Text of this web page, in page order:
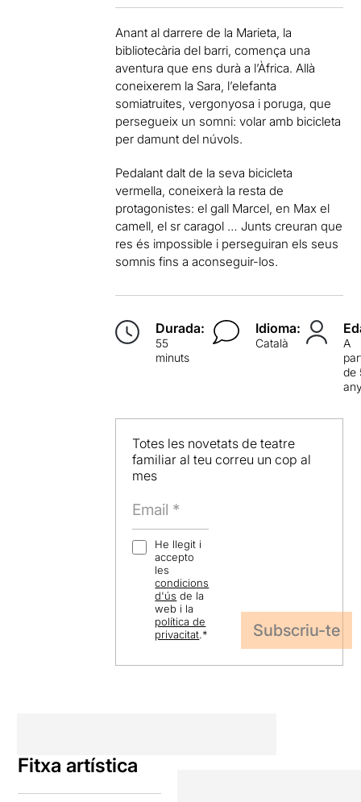
Anant al darrere de la Marieta, la
bibliotecària del barri, comença una
aventura que ens durà a l’Àfrica. Allà
coneixerem la Sara, l’elefanta
somiatruites, vergonyosa i poruga, que
persegueix un somni: volar amb bicicleta
per damunt del núvols.
Pedalant dalt de la seva bicicleta
vermella, coneixerà la resta de
protagonistes: el gall Marcel, en Max el
camell, el sr caragol … Junts creuran que
res és impossible i perseguiran els seus
somnis fins a aconseguir-los.
Durada:
55
minuts
Idioma:
Català
A
de
Totes les novetats de teatre
familiar al teu correu un cop al
mes
He llegit i
accepto
les
condicions
d'ús de la
web i la
política de
privacitat.*
Fitxa artística